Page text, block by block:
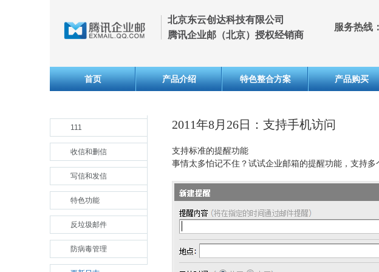
北京东云创达科技有限公司
腾讯企业邮（北京）授权经销商
服务热线：
首页 产品介绍 特色整合方案 产品购买
111
收信和删信
写信和发信
特色功能
反垃圾邮件
防病毒管理
2011年8月26日：支持手机访问
支持标准的提醒功能
事情太多怕记不住？试试企业邮箱的提醒功能，支持多